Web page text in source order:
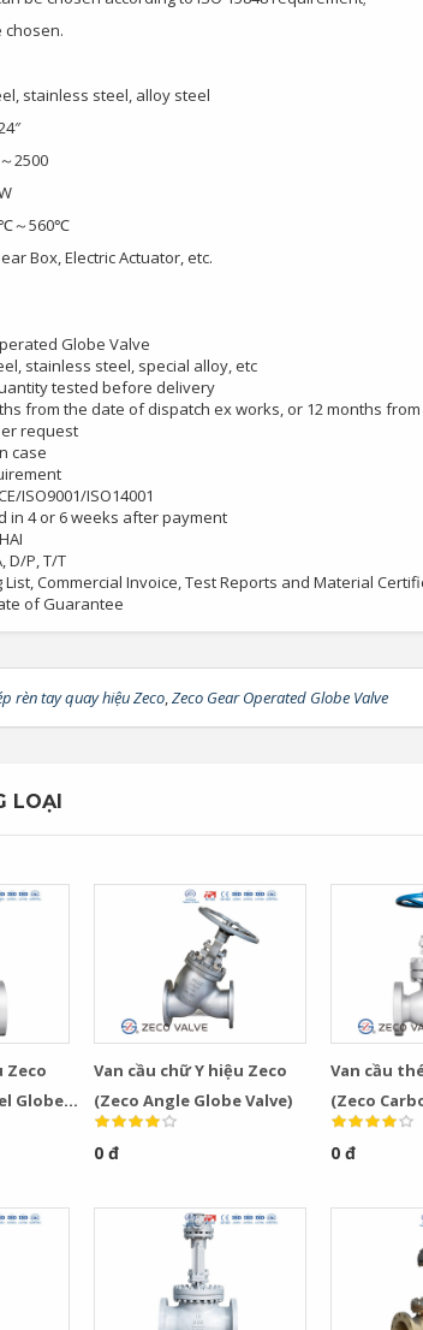
chosen.
stainless steel, alloy steel
2500
～560℃
Box, Electric Actuator, etc.
Globe Valve
stainless steel, special alloy, etc
tested before delivery
from the date of dispatch ex works, or 12 months
request
case
ISO9001/ISO14001
in 4 or 6 weeks after payment
D/P, T/T
List, Commercial Invoice, Test Reports and Material
of Guarantee
rèn tay quay hiệu Zeco,Zeco Gear Operated Globe Valve
LOẠI
Zeco
Globe
Van cầu chữ Y hiệu Zeco
(Zeco Angle Globe Valve)
0 đ
Van cầu
(Zeco
Valve)
0 đ